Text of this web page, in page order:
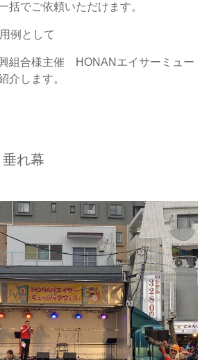
括でご依頼いただけます。
例として
組合様主催 HONANエイサーミュー
介します。
垂れ幕